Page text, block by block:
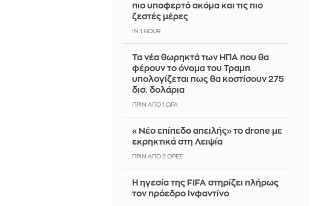
πιο υποφερτό ακόμα και τις πιο
ζεστές μέρες
IN 1 HOUR
Τα νέα θωρηκτά των ΗΠΑ που θα
φέρουν το όνομα του Τραμπ
υπολογίζεται πως θα κοστίσουν 275
δισ. δολάρια
ΠΡΙΝ ΑΠΌ 1 ΏΡΑ
«Νέο επίπεδο απειλής» το drone με
εκρηκτικά στη Λειψία
ΠΡΙΝ ΑΠΌ 2 ΏΡΕΣ
Η ηγεσία της FIFA στηρίζει πλήρως
τον πρόεδρο Ινφαντίνο